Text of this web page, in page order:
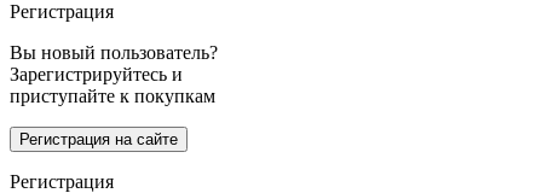
Регистрация
Вы новый пользователь?
Зарегистрируйтесь и
приступайте к покупкам
Регистрация